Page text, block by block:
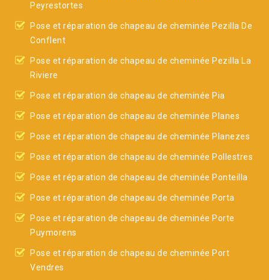
Peyrestortes
Pose et réparation de chapeau de cheminée Pezilla De
Conflent
Pose et réparation de chapeau de cheminée Pezilla La
Riviere
Pose et réparation de chapeau de cheminée Pia
Pose et réparation de chapeau de cheminée Planes
Pose et réparation de chapeau de cheminée Planezes
Pose et réparation de chapeau de cheminée Pollestres
Pose et réparation de chapeau de cheminée Ponteilla
Pose et réparation de chapeau de cheminée Porta
Pose et réparation de chapeau de cheminée Porte
Puymorens
Pose et réparation de chapeau de cheminée Port
Vendres